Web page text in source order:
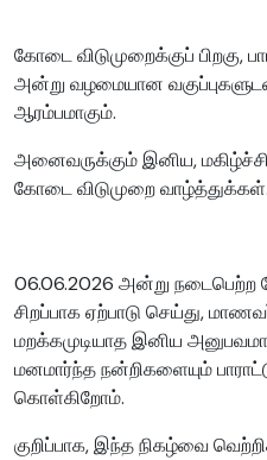
கோடை விடுமுறைக்குப் பிறகு,
அன்று வழமையான
ஆரம்பமாகும்.
அனைவருக்கும் இனிய,
கோடை விடுமுறை வாழ்த்துக்கள்.
06.06.2026 அன்று
சிறப்பாக ஏற்பாடு செய்து,
மறக்கமுடியாத இனிய
மனமார்ந்த நன்றிகளையும்
கொள்கிறோம்.
குறிப்பாக, இந்த நிகழ்வை